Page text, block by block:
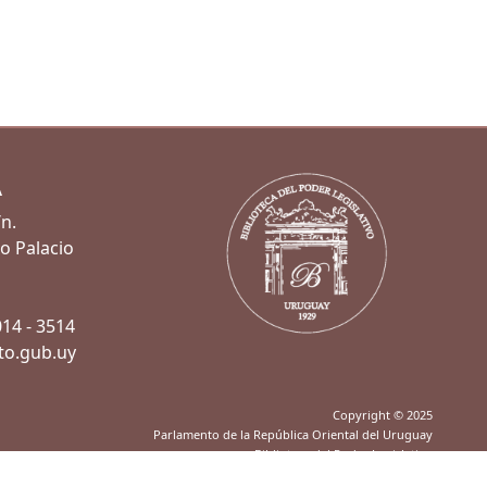
Palacio
- 3514
Copyright © 2025
Parlamento de la República Oriental del Uruguay
Biblioteca del Poder Legislativo